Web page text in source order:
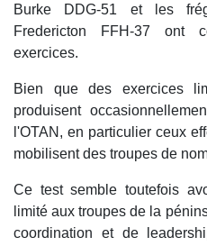
Burke DDG-51 et les
Fredericton FFH-37 ont
exercices.
Bien que des exercices
produisent
l'OTAN, en particulier ceux
mobilisent des troupes de
Ce test semble toutefois
limité aux troupes de la
coordination et de